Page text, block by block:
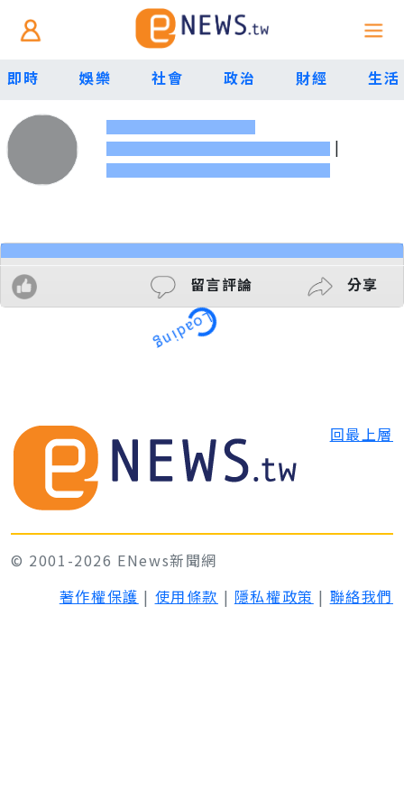
即時 娛樂 社會 政治 財經 生活
|
留言評論 分享
Loading
回最上層
© 2001-2026 ENews新聞網
著作權保護 | 使用條款 | 隱私權政策 | 聯絡我們